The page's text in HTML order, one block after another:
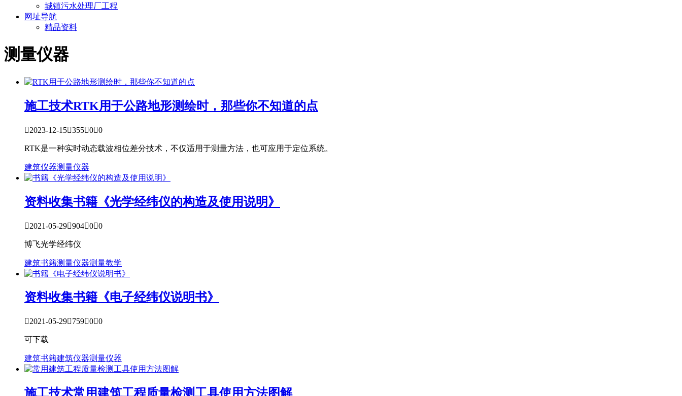
城镇污水处理厂工程
网址导航
精品资料
测量仪器
施工技术RTK用于公路地形测绘时，那些你不知道的点
2023-12-1535500
RTK是一种实时动态载波相位差分技术，不仅适用于测量方法，也可应用于定位系统。
建筑仪器测量仪器
资料收集书籍《光学经纬仪的构造及使用说明》
2021-05-2990400
博飞光学经纬仪
建筑书籍测量仪器测量教学
资料收集书籍《电子经纬仪说明书》
2021-05-2975900
可下载
建筑书籍建筑仪器测量仪器
施工技术常用建筑工程质量检测工具使用方法图解